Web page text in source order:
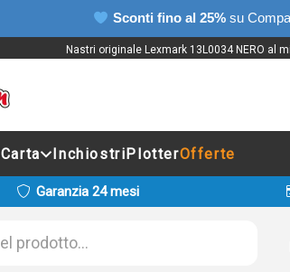
Sconti fino al 25% su
Nastri originale Lexmark 13L0034 NERO al
Carta InchiostriPlotterOfferte
Garanzia 24 mesi